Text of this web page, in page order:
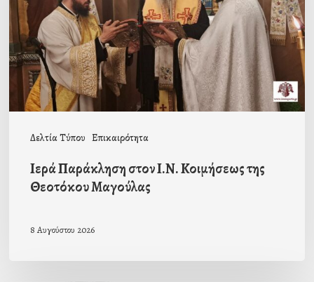
Δελτία Τύπου Επικαιρότητα
Κοιμήσεως
της
Θεοτόκου
Μαγούλας
Ιερά Παράκληση στον Ι.Ν. Κοιμήσεως της
Θεοτόκου Μαγούλας
8 Αυγούστου 2026